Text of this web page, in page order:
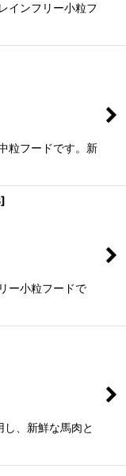
インフリー小粒フ
粒フードです。新
]
ー小粒フードで
、新鮮な馬肉と